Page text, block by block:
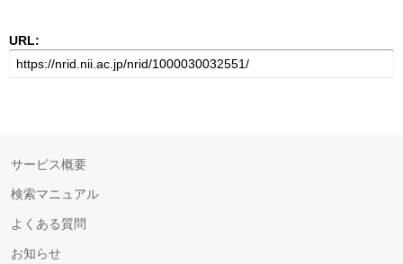
URL:
サービス概要
検索マニュアル
よくある質問
お知らせ